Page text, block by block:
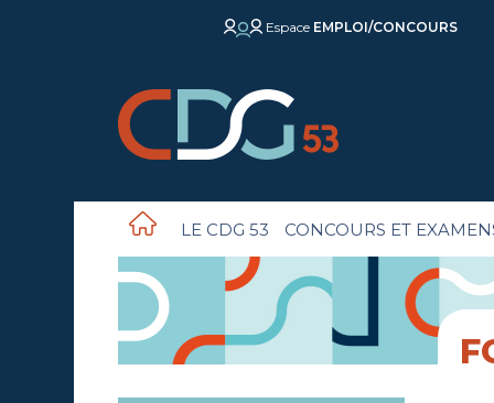
Espace EMPLOI/CONCOURS
LE CDG 53 CONCOURS ET